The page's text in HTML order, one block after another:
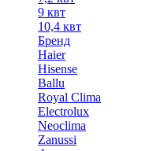
9 квт
10,4 квт
Бренд
Haier
Hisense
Ballu
Royal Clima
Electrolux
Neoclima
Zanussi